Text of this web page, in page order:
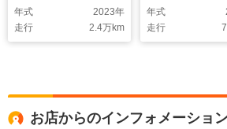
トヒーター/ステアヒ
ーター ETC
BSM パドルシフ
DRIVE 本州仕入れ
年式
2023年
走行
2.4万km
ワスラ パワー
ト ハーフレ
ルーズコント
LEDフォグラ
州仕入れ
年式
走行
お店からのインフォメーショ